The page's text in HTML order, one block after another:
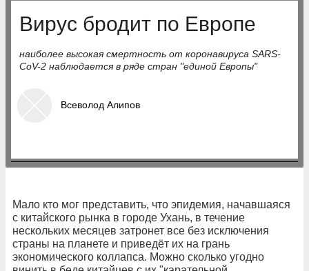
Вирус бродит по Европе
наиболее высокая смертность от коронавируса SARS-
CoV-2 наблюдается в ряде стран "единой Европы"
Всеволод Алипов
Мало кто мог представить, что эпидемия, начавшаяся
с китайского рынка в городе Ухань, в течение
нескольких месяцев затронет все без исключения
страны на планете и приведёт их на грань
экономического коллапса. Можно сколько угодно